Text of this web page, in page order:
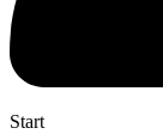
Start